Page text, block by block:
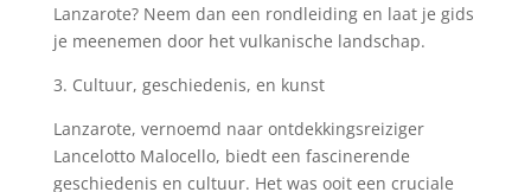
Lanzarote? Neem dan een rondleiding en laat je gids
je meenemen door het vulkanische landschap.
3. Cultuur, geschiedenis, en kunst
Lanzarote, vernoemd naar ontdekkingsreiziger
Lancelotto Malocello, biedt een fascinerende
geschiedenis en cultuur. Het was ooit een cruciale